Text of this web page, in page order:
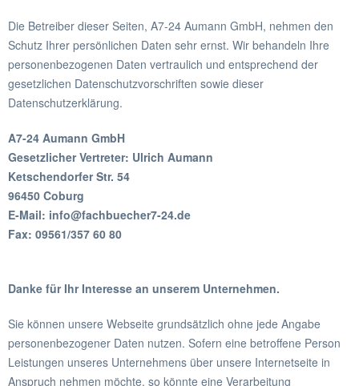
Die Betreiber dieser Seiten, A7-24 Aumann GmbH, nehmen den
Schutz Ihrer persönlichen Daten sehr ernst. Wir behandeln Ihre
personenbezogenen Daten vertraulich und entsprechend der
gesetzlichen Datenschutzvorschriften sowie dieser
Datenschutzerklärung.
A7-24 Aumann GmbH
Gesetzlicher Vertreter: Ulrich Aumann
Ketschendorfer Str. 54
96450 Coburg
E-Mail: info@fachbuecher7-24.de
Fax: 09561/357 60 80
Danke für Ihr Interesse an unserem Unternehmen.
Sie können unsere Webseite grundsätzlich ohne jede Angabe
personenbezogener Daten nutzen. Sofern eine betroffene Person
Leistungen unseres Unternehmens über unsere Internetseite in
Anspruch nehmen möchte, so könnte eine Verarbeitung